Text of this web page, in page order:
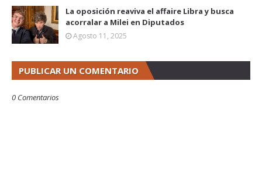
La oposición reaviva el affaire Libra y busca
acorralar a Milei en Diputados
Agosto 11, 2025
PUBLICAR UN COMENTARIO
0 Comentarios